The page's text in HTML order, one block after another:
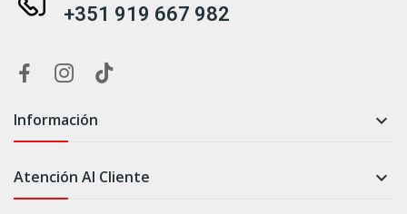
+351 919 667 982
Información 
Atención Al Cliente 